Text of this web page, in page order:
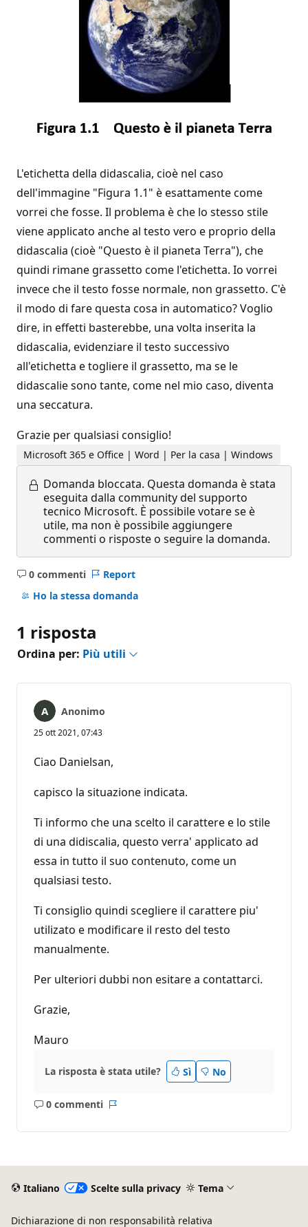
L'etichetta della didascalia, cioè nel caso
dell'immagine "Figura 1.1" è esattamente come
vorrei che fosse. Il problema è che lo stesso stile
viene applicato anche al testo vero e proprio della
didascalia (cioè "Questo è il pianeta Terra"), che
quindi rimane grassetto come l'etichetta. Io vorrei
invece che il testo fosse normale, non grassetto. C'è
il modo di fare questa cosa in automatico? Voglio
dire, in effetti basterebbe, una volta inserita la
didascalia, evidenziare il testo successivo
all'etichetta e togliere il grassetto, ma se le
didascalie sono tante, come nel mio caso, diventa
una seccatura.
Grazie per qualsiasi consiglio!
Microsoft 365 e Office | Word | Per la casa | Windows
Domanda bloccata. Questa domanda è stata
eseguita dalla community del supporto
tecnico Microsoft. È possibile votare se è
utile, ma non è possibile aggiungere
commenti o risposte o seguire la domanda.
0 commenti
Nessun
commento
Report
Ho la stessa domanda
1 risposta
Ordina per: Più utili
Anonimo
25 ott 2021, 07:43
Ciao Danielsan,
capisco la situazione indicata.
Ti informo che una scelto il carattere e lo stile
di una didiscalia, questo verra' applicato ad
essa in tutto il suo contenuto, come un
qualsiasi testo.
Ti consiglio quindi scegliere il carattere piu'
utilizato e modificare il resto del testo
manualmente.
Per ulteriori dubbi non esitare a contattarci.
Grazie,
Mauro
La risposta è stata utile? Sì No
0 commenti
Nessun
Italiano Scelte sulla privacy Tema
Dichiarazione di non responsabilità relativa